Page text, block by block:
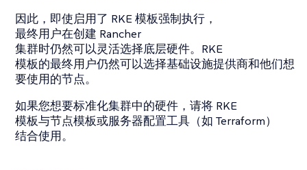
因此，即使启用了 RKE 模板强制执行，
最终用户在创建 Rancher
集群时仍然可以灵活选择底层硬件。RKE
模板的最终用户仍然可以选择基础设施提供商和他们想
要使用的节点。
如果您想要标准化集群中的硬件，请将 RKE
模板与节点模板或服务器配置工具（如 Terraform）
结合使用。